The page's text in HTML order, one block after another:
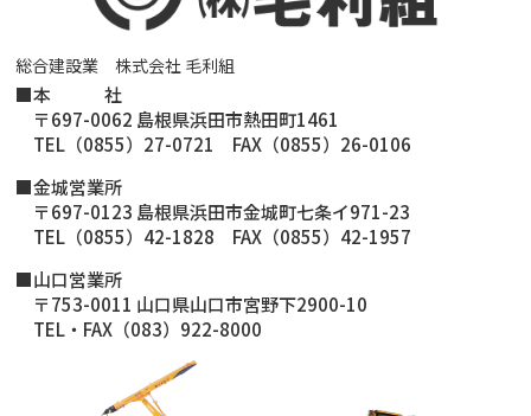
総合建設業 株式会社 毛利組
■本 社
〒697-0062 島根県浜田市熱田町1461
TEL（0855）27-0721 FAX（0855）26-0106
■金城営業所
〒697-0123 島根県浜田市金城町七条イ971-23
TEL（0855）42-1828 FAX（0855）42-1957
■山口営業所
〒753-0011 山口県山口市宮野下2900-10
TEL・FAX（083）922-8000